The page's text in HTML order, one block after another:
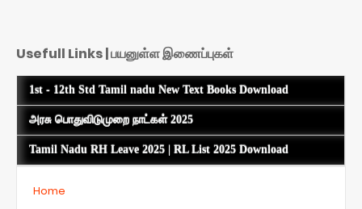
Usefull Links | பயனுள்ள இணைப்புகள்
1st - 12th Std Tamil nadu New Text Books Download
அரசு பொதுவிடுமுறை நாட்கள் 2025
Tamil Nadu RH Leave 2025 | RL List 2025 Download
Home